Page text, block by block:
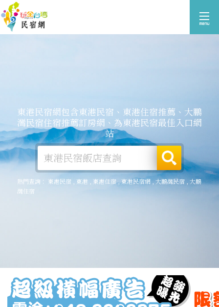
東港民宿網包含東港民宿、東港住宿推薦、大鵬
灣民宿住宿推薦訂房網、為東港民宿最佳入口網
站
熱門查詢： 東港民宿 東港 東港住宿,東港民宿網,大鵬灣民宿 ,大鵬
灣住宿